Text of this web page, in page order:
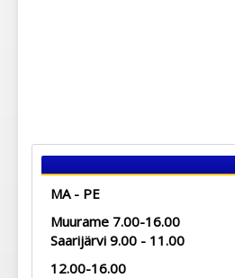
MA - PE
Muurame 7.00-16.00
Saarijärvi 9.00 - 11.00
12.00-16.00